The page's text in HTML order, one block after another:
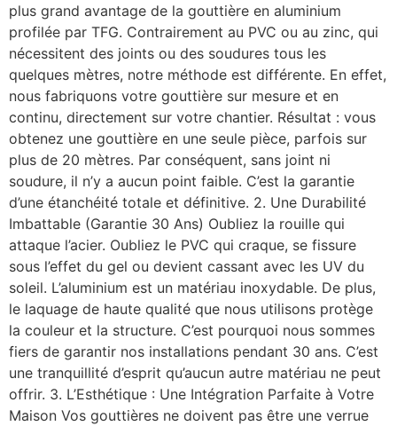
plus grand avantage de la gouttière en aluminium
profilée par TFG. Contrairement au PVC ou au zinc, qui
nécessitent des joints ou des soudures tous les
quelques mètres, notre méthode est différente. En effet,
nous fabriquons votre gouttière sur mesure et en
continu, directement sur votre chantier. Résultat : vous
obtenez une gouttière en une seule pièce, parfois sur
plus de 20 mètres. Par conséquent, sans joint ni
soudure, il n’y a aucun point faible. C’est la garantie
d’une étanchéité totale et définitive. 2. Une Durabilité
Imbattable (Garantie 30 Ans) Oubliez la rouille qui
attaque l’acier. Oubliez le PVC qui craque, se fissure
sous l’effet du gel ou devient cassant avec les UV du
soleil. L’aluminium est un matériau inoxydable. De plus,
le laquage de haute qualité que nous utilisons protège
la couleur et la structure. C’est pourquoi nous sommes
fiers de garantir nos installations pendant 30 ans. C’est
une tranquillité d’esprit qu’aucun autre matériau ne peut
offrir. 3. L’Esthétique : Une Intégration Parfaite à Votre
Maison Vos gouttières ne doivent pas être une verrue